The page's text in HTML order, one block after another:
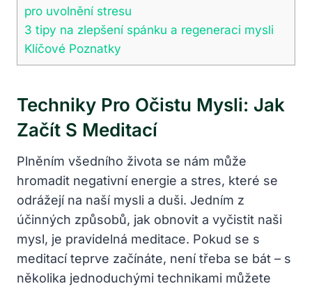
pro uvolnění stresu
3 tipy na zlepšení spánku a regeneraci mysli
Klíčové Poznatky
Techniky Pro Očistu Mysli: Jak
Začít S Meditací
Plněním všedního života se nám může
hromadit negativní energie a stres, které se
odrážejí na naší mysli a duši. Jedním z
účinných způsobů, jak obnovit a vyčistit naši
mysl, je pravidelná meditace. Pokud se s
meditací teprve začínáte, není třeba se bát – s
několika jednoduchými technikami můžete